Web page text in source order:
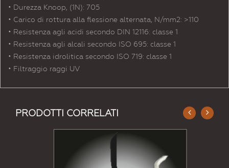
• Durezza Knoop, (1N): 705
• Carico di rottura alla flessione alternata, N/mm2: >110
• Resistenza agli acidi secondo DIN 12116: classe 1
• Resistenza agli alcali secondo ISO 695: classe 1
• Resistenza idrolitica secondo ISO 719: classe 1
• Filtraggio raggi UV
PRODOTTI CORRELATI